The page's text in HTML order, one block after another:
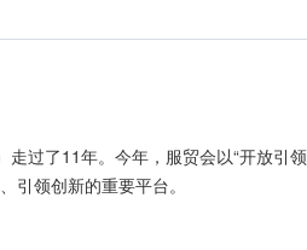
过了11年。今年，服贸会以“开放引
引领创新的重要平台。